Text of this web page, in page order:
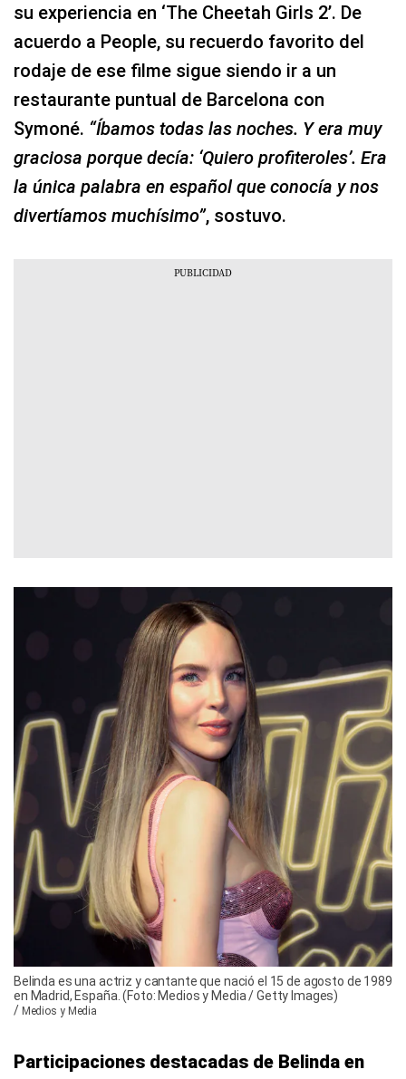
su experiencia en ‘The Cheetah Girls 2’. De
acuerdo a People, su recuerdo favorito del
rodaje de ese filme sigue siendo ir a un
restaurante puntual de Barcelona con
Symoné. “Íbamos todas las noches. Y era muy
graciosa porque decía: ‘Quiero profiteroles’. Era
la única palabra en español que conocía y nos
divertíamos muchísimo”, sostuvo.
Belinda es una actriz y cantante que nació el 15 de agosto de 1989
en Madrid, España. (Foto: Medios y Media / Getty Images)
/ Medios y Media
Participaciones destacadas de Belinda en